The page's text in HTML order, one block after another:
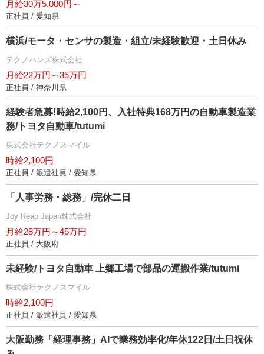
月給30万5,000円～
正社員 / 愛知県
横浜/モータ・センサの製造・組立/未経験歓迎・土日休み
テクノハンズ株式会社
月給22万円～35万円
正社員 / 神奈川県
経験者急募!時給2,100円、入社特典168万円の自動車製造業
務/トヨタ自動車/tutumi
株式会社テクノスマイル
時給2,100円
正社員 / 派遣社員 / 愛知県
「人事労務・総務」/完休二日
Joy Reap Japan株式会社
月給28万円～45万円
正社員 / 大阪府
未経験/トヨタ自動車 上郷工場で部品の運搬作業/tutumi
株式会社テクノスマイル
時給2,100円
正社員 / 派遣社員 / 愛知県
大阪勤務「経理事務」AIで業務効率化/年休122日/土日祝休